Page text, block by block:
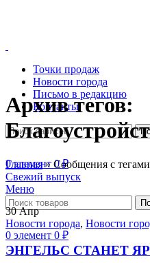
Точки продаж
Новости города
Письмо в редакцию
Контакты
0элемент 0₽
Свежий выпуск
Меню
0 элемент 0 ₽
Архив тегов:
Главная»Сообщения с
30Апр
Новости города, Новости
ЭНГЕЛЬС СТАНЕТ